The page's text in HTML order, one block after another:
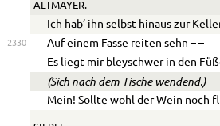
ALTMAYER.
Ich hab’ ihn selbst hinaus zur
2330
Auf einem Fasse reiten sehn – –
Es liegt mir bleyschwer in den
(Sich nach dem Tische wendend.)
Mein! Sollte wohl der Wein noch